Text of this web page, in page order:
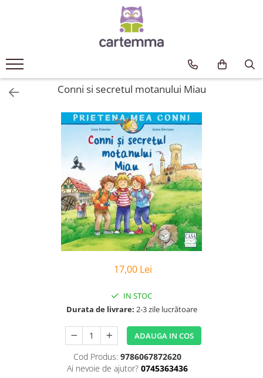
Tematică
Craciun
Activități
Atlase si enciclopedii
Educație financiară
Hobby si craft
Inteligenta emotionala
Știință si natură
Conni si secretul motanului Miau
17,00 Lei
IN STOC
Durata de livrare: 2-3 zile lucrătoare
ADAUGA IN COS
Cod Produs: 9786067872620
Ai nevoie de ajutor? 0745363436